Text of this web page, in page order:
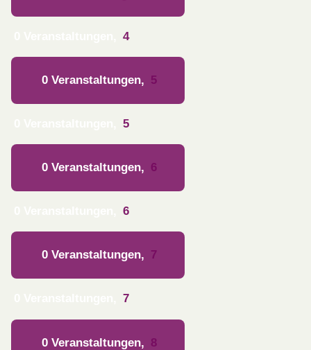
4
0 Veranstaltungen, 5
5
0 Veranstaltungen, 6
6
0 Veranstaltungen, 7
7
0 Veranstaltungen, 8